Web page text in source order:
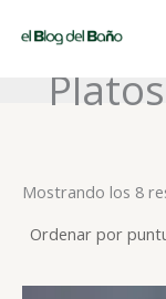
Mostrando los 8